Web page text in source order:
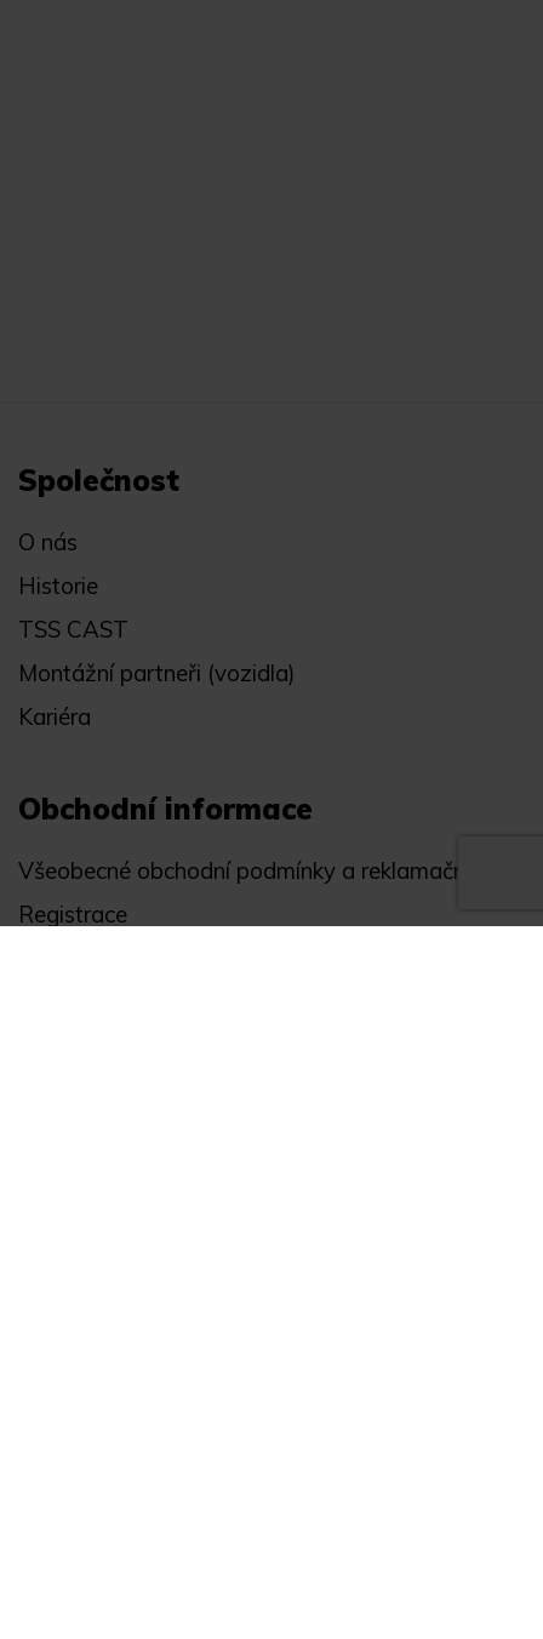
Společnost
O nás
Historie
TSS CAST
Montážní partneři (vozidla)
Kariéra
Obchodní informace
Všeobecné obchodní podmínky a reklamační řád
Registrace